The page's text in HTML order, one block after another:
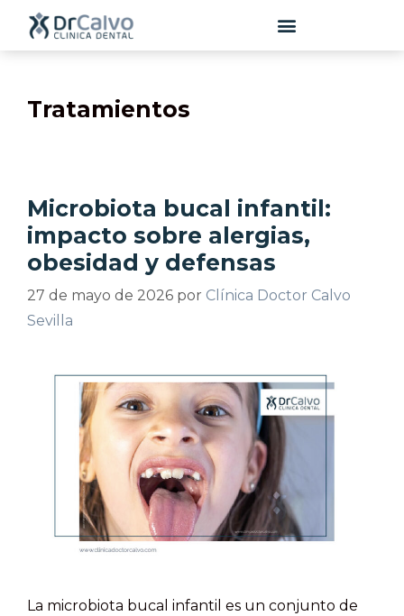
contenido
Tratamientos
Microbiota bucal infantil:
impacto sobre alergias,
obesidad y defensas
27 de mayo de 2026 por Clínica Doctor Calvo
Sevilla
La microbiota bucal infantil es un conjunto de